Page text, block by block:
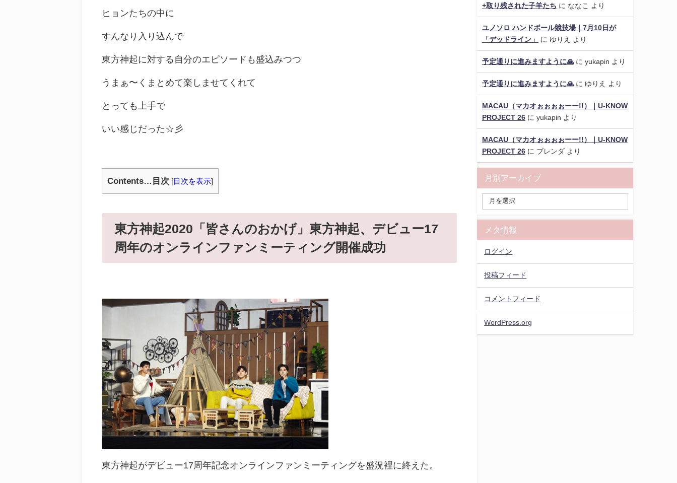
ヒョンたちの中に
すんなり入り込んで
東方神起に対する自分のエピソードも盛込みつつ
うまぁ〜くまとめて楽しませてくれて
とっても上手で
いい感じだった☆彡
Contents…目次 [ 目次を表示]
東方神起2020 「皆さんのおかげ」東方神起、デビュー17
周年のオンラインファンミーティング開催成功
東方神起がデビュー17周年記念オンラインファンミーティングを盛況裡に終えた。
+取り残された子羊たち に ななこ より
ユノソロ ハンドボール競技場｜7月10日が
「デッドライン」
に ゆりえ より
予定通りに進みますように🙏に yukapin より
予定通りに進みますように🙏に ゆりえ より
MACAU（マカオぉぉぉぉーー!!）｜U-KNOW
PROJECT 26に yukapin より
MACAU（マカオぉぉぉぉーー!!）｜U-KNOW
PROJECT 26に ブレンダより
月別アーカイブ
メタ情報
ログイン
投稿フィード
コメントフィード
WordPress.org